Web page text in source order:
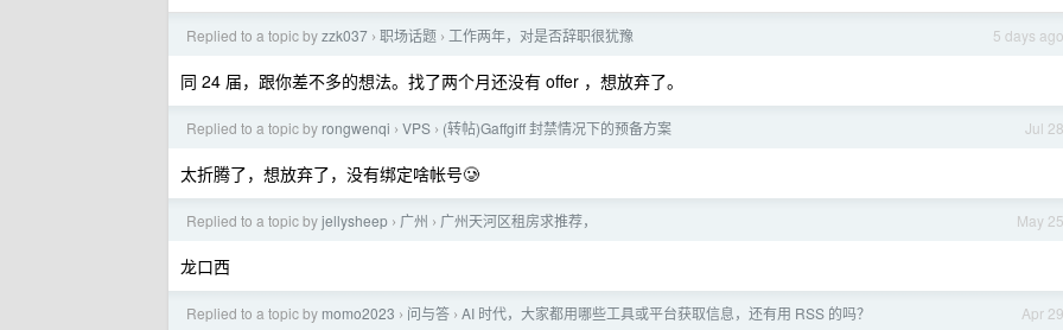
5 days ago
Replied to a topic byzzk037 › 职场话题 › 工作两年，对是否辞职很犹豫
同 24 届，跟你差不多的想法。找了两个月还没有 offer ，想放弃了。
Jul 28
Replied to a topic by rongwenqi › VPS › (转帖)Gaffgiff 封禁情况下的预备方案
太折腾了，想放弃了，没有绑定啥帐号🥲
May 25
Replied to a topic byjellysheep › 广州 › 广州天河区租房求推荐，
龙口西
Apr 29
Replied to a topic by momo2023 › 问与答 › AI 时代，大家都用哪些工具或平台获取信息，还有用 RSS 的吗？